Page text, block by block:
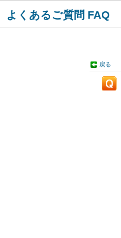
よくあるご質問 FAQ
戻る